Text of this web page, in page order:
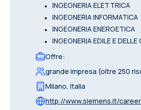
• INGEGNERIA ELETTRICA
• INGEGNERIA INFORMATICA
• INGEGNERIA ENERGETICA
• INGEGNERIA EDILE E
Offre:
grande impresa (oltre 250
Milano, Italia
http://www.siemens.it/